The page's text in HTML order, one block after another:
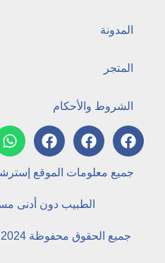
المدونة
المتجر
الشروط والأحكام
جميع معلومات الموقع
الطبيب دون أدنى
جميع الحقوق محفوظة 2024 © | لموقع الدواء المصرى